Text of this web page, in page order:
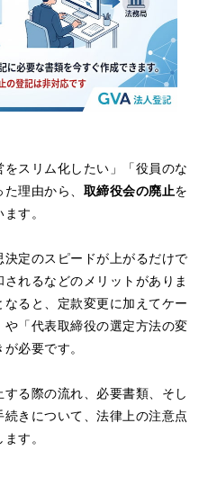
をスリム化したい」「役員のな
理由から、 取締役会の廃止を
す。
定のスピードが上がるだけで
れるなどのメリットがありま
ると、定款変更に加えてケー
「代表取締役の選定方法の変
必要です。
る際の流れ、必要書類、そし
きについて、法律上の注意点
す。